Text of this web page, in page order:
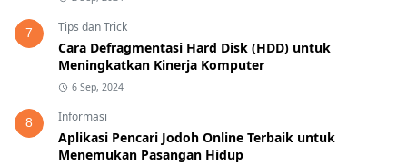
7 Tips dan Trick
Cara Defragmentasi Hard Disk (HDD) untuk
Meningkatkan Kinerja Komputer
6 Sep, 2024
8 Informasi
Aplikasi Pencari Jodoh Online Terbaik untuk
Menemukan Pasangan Hidup